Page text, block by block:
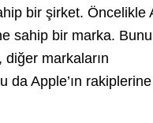
bir şirket. Öncelikle
sahip bir marka.
diğer markaların
da Apple’ın